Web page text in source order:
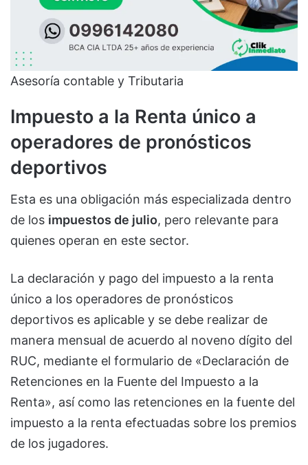
Asesoría contable y Tributaria
Impuesto a la Renta único a
operadores de pronósticos
deportivos
Esta es una obligación más especializada dentro
de los impuestos de julio, pero relevante para
quienes operan en este sector.
La declaración y pago del impuesto a la renta
único a los operadores de pronósticos
deportivos es aplicable y se debe realizar de
manera mensual de acuerdo al noveno dígito del
RUC, mediante el formulario de «Declaración de
Retenciones en la Fuente del Impuesto a la
Renta», así como las retenciones en la fuente del
impuesto a la renta efectuadas sobre los premios
de los jugadores.